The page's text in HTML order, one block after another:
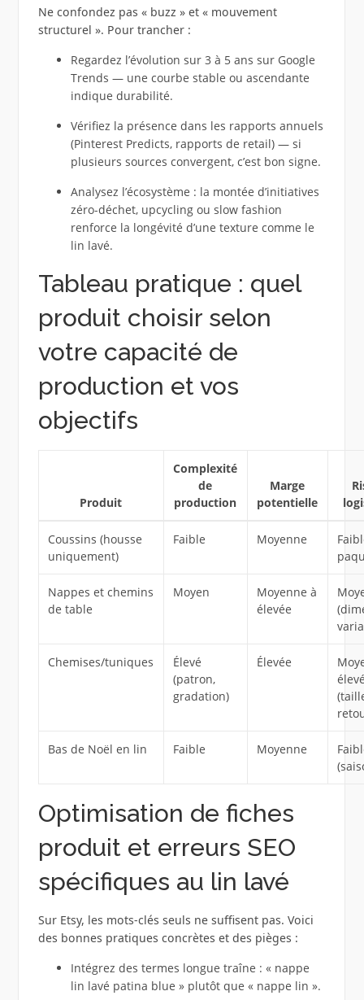
Ne confondez pas « buzz » et « mouvement
structurel ». Pour trancher :
Regardez l’évolution sur 3 à 5 ans sur Google
Trends — une courbe stable ou ascendante
indique durabilité.
Vérifiez la présence dans les rapports annuels
(Pinterest Predicts, rapports de retail) — si
plusieurs sources convergent, c’est bon signe.
Analysez l’écosystème : la montée d’initiatives
zéro-déchet, upcycling ou slow fashion
renforce la longévité d’une texture comme le
lin lavé.
Tableau pratique : quel
produit choisir selon
votre capacité de
production et vos
objectifs
Produit
Complexité
de
production
Marge
potentielle
Coussins (housse
uniquement)
Faible Moyenne
Nappes et chemins
de table
Moyen
Moyenne à
élevée
Chemises/tuniques
Élevé
(patron,
gradation)
Élevée
Bas de Noël en lin Faible Moyenne
Optimisation de fiches
produit et erreurs SEO
spécifiques au lin lavé
Sur Etsy, les mots-clés seuls ne suffisent pas. Voici
des bonnes pratiques concrètes et des pièges :
Intégrez des termes longue traîne : « nappe
lin lavé patina blue » plutôt que « nappe lin ».